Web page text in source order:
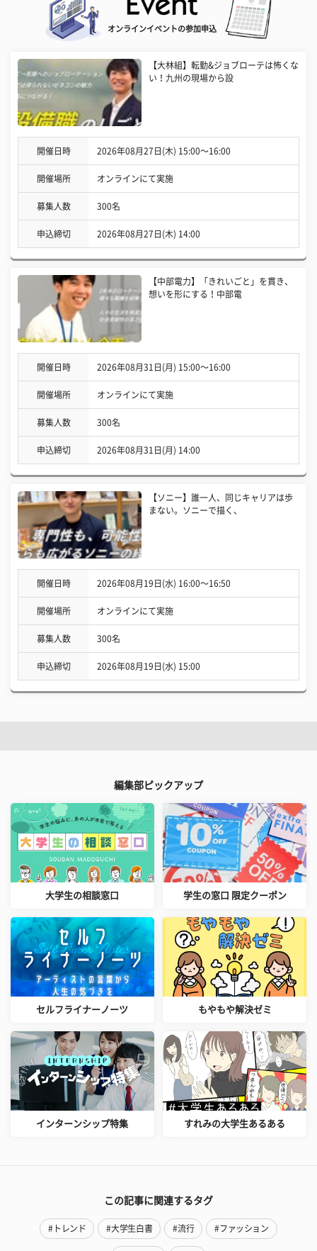
オンラインイベントの参加申込
【大林組】転勤&ジョブローテは怖くな
い！九州の現場から設
開催日時 2026年08月27日(木) 15:00〜16:00
開催場所 オンラインにて実施
募集人数 300名
申込締切 2026年08月27日(木) 14:00
【中部電力】「きれいごと」を貫き、
想いを形にする！中部電
開催日時 2026年08月31日(月) 15:00〜16:00
開催場所 オンラインにて実施
募集人数 300名
申込締切 2026年08月31日(月) 14:00
【ソニー】誰一人、同じキャリアは歩
まない。ソニーで描く、
開催日時 2026年08月19日(水) 16:00〜16:50
開催場所 オンラインにて実施
募集人数 300名
申込締切 2026年08月19日(水) 15:00
編集部ピックアップ
大学生の相談窓口 学生の窓口 限定クーポン
セルフライナーノーツ もやもや解決ゼミ
インターンシップ特集 すれみの大学生あるある
この記事に関連するタグ
#トレンド #大学生白書 #流行 #ファッション